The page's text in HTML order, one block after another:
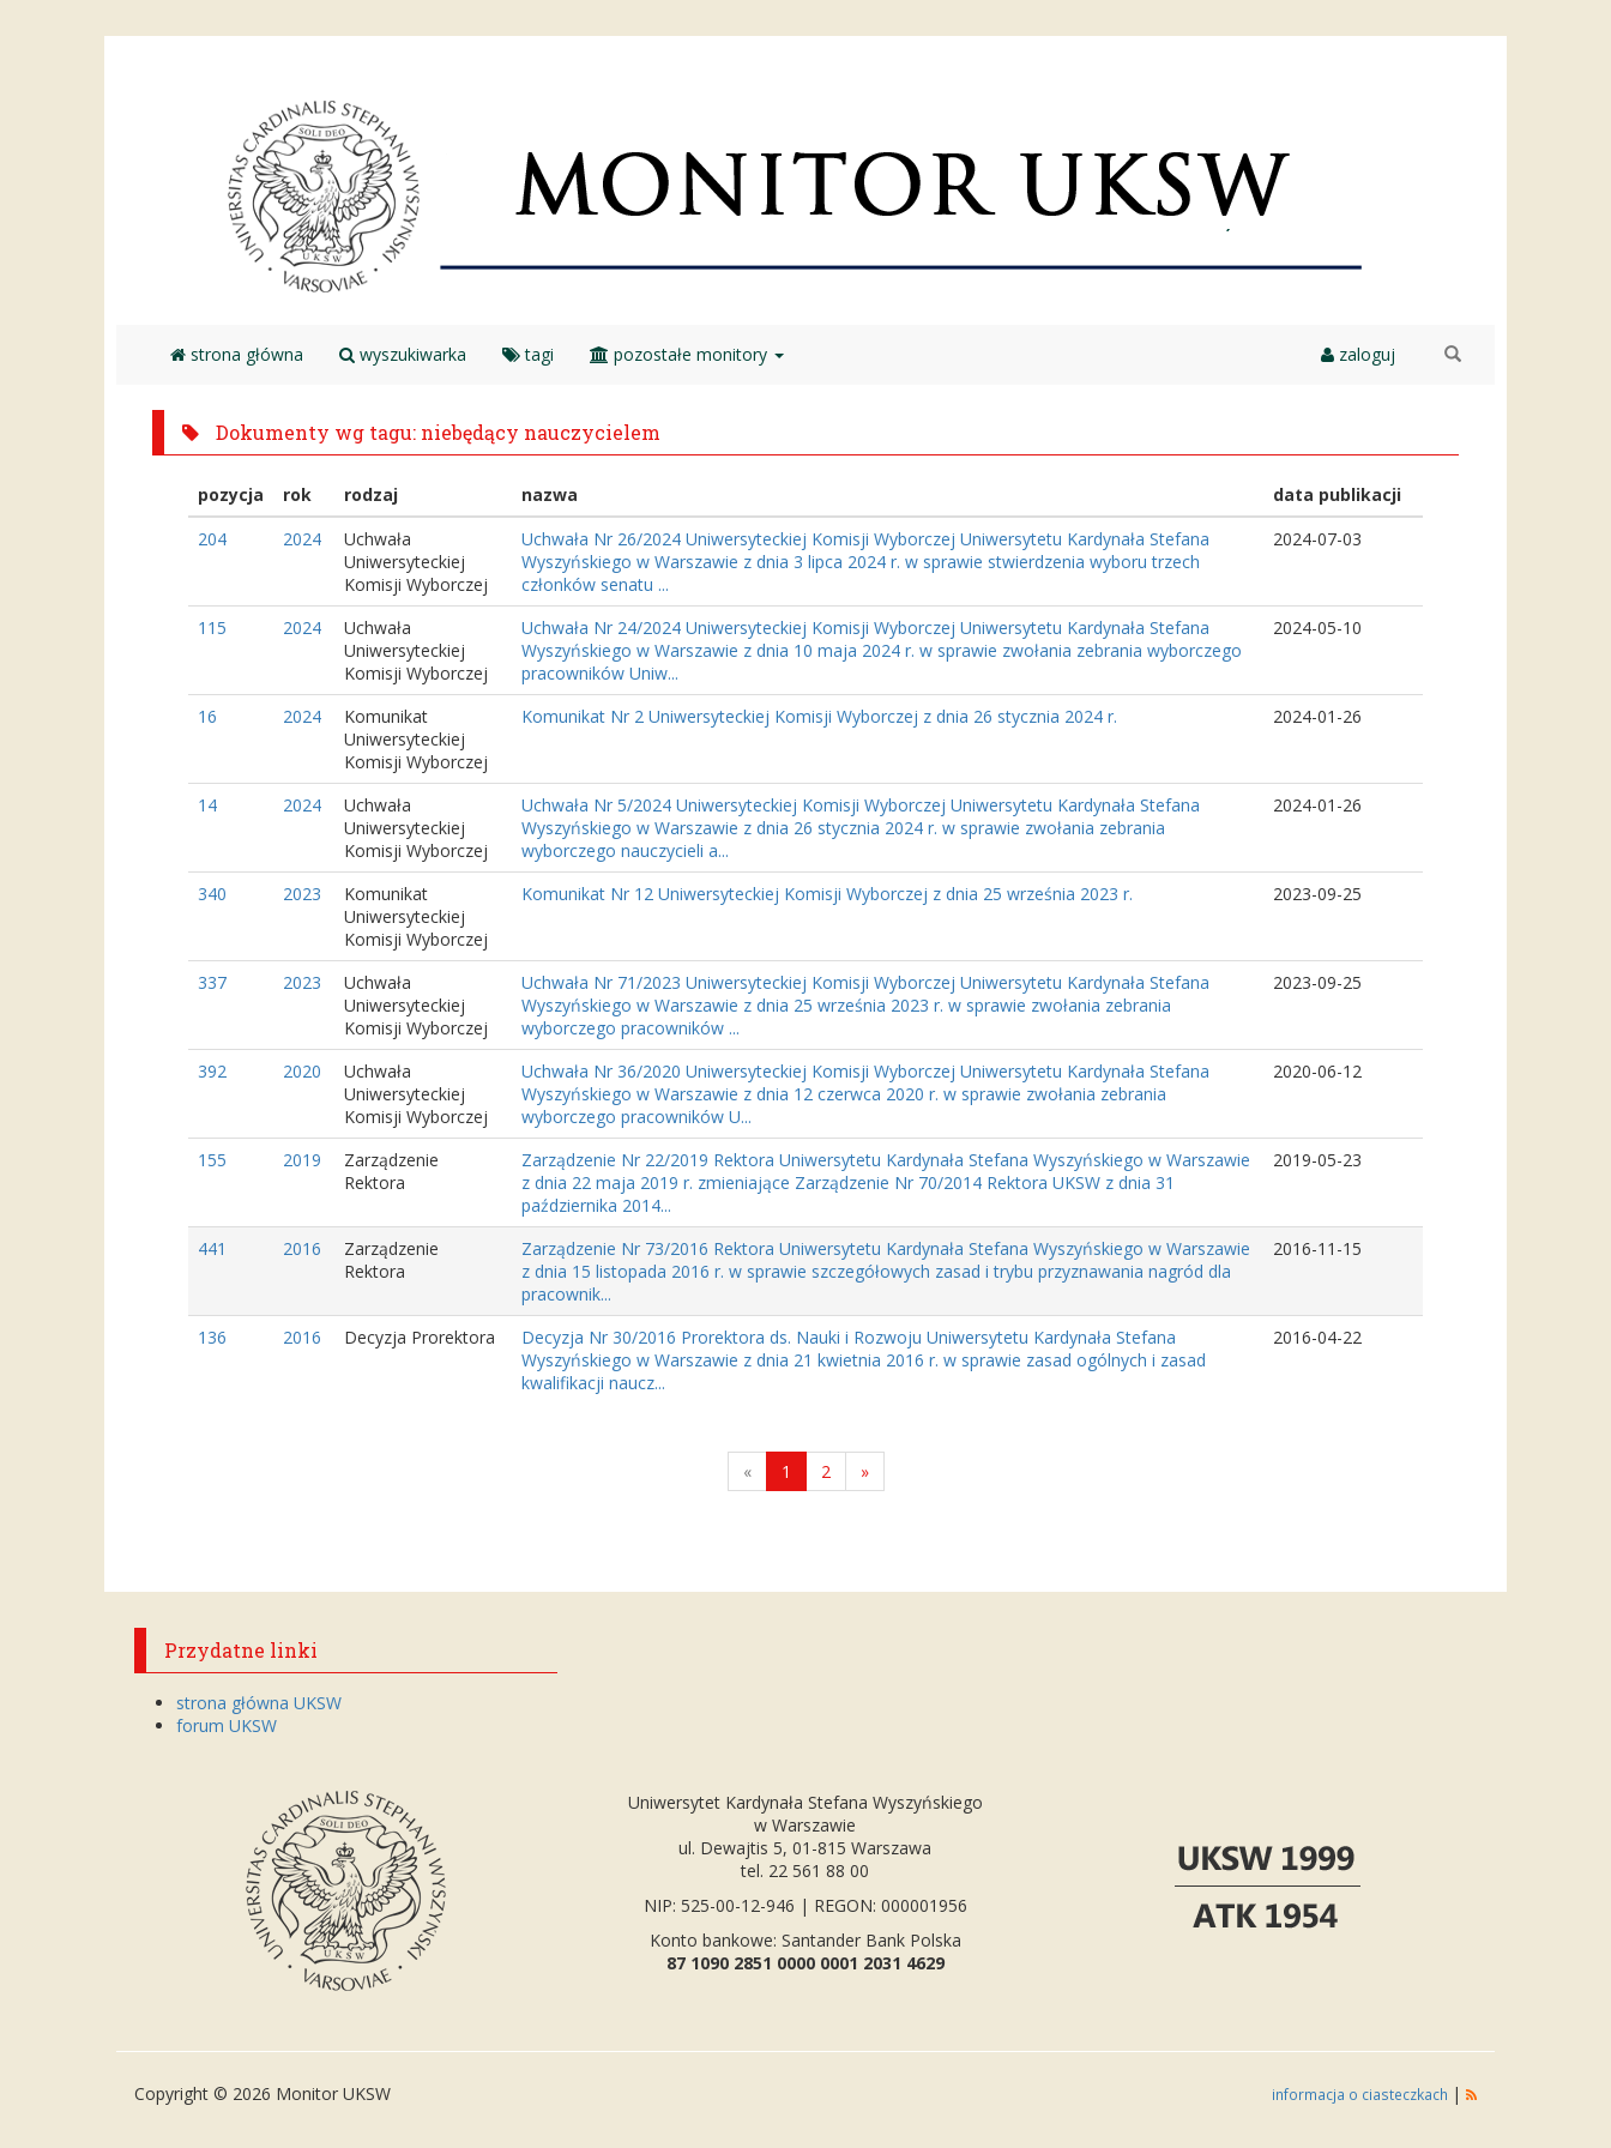
strona główna wyszukiwarka tagi pozostałe monitory zaloguj
Dokumenty wg tagu: niebędący nauczycielem
pozycja rok rodzaj nazwa
data publikacji
204
2024
Uchwała
Uniwersyteckiej
Komisji Wyborczej
Uchwała Nr 26/2024 Uniwersyteckiej Komisji Wyborczej Uniwersytetu Kardynała Stefana
Wyszyńskiego w Warszawie z dnia 3 lipca 2024 r. w sprawie stwierdzenia wyboru trzech
członków senatu ...
2024-07-03
115 2024
Uchwała
Uniwersyteckiej
Komisji Wyborczej
Uchwała Nr 24/2024 Uniwersyteckiej Komisji Wyborczej Uniwersytetu Kardynała Stefana
Wyszyńskiego w Warszawie z dnia 10 maja 2024 r. w sprawie zwołania zebrania wyborczego
pracowników Uniw...
2024-05-10
16 2024
Komunikat
Uniwersyteckiej
Komisji Wyborczej
Komunikat Nr 2 Uniwersyteckiej Komisji Wyborczej z dnia 26 stycznia 2024 r. 2024-01-26
14 2024
Uchwała
Uniwersyteckiej
Komisji Wyborczej
Uchwała Nr 5/2024 Uniwersyteckiej Komisji Wyborczej Uniwersytetu Kardynała Stefana
Wyszyńskiego w Warszawie z dnia 26 stycznia 2024 r. w sprawie zwołania zebrania
wyborczego nauczycieli a...
2024-01-26
340 2023
Komunikat
Uniwersyteckiej
Komisji Wyborczej
Komunikat Nr 12 Uniwersyteckiej Komisji Wyborczej z dnia 25 września 2023 r. 2023-09-25
337 2023
Uchwała
Uniwersyteckiej
Komisji Wyborczej
Uchwała Nr 71/2023 Uniwersyteckiej Komisji Wyborczej Uniwersytetu Kardynała Stefana
Wyszyńskiego w Warszawie z dnia 25 września 2023 r. w sprawie zwołania zebrania
wyborczego pracowników ...
2023-09-25
392 2020
Uchwała
Uniwersyteckiej
Komisji Wyborczej
Uchwała Nr 36/2020 Uniwersyteckiej Komisji Wyborczej Uniwersytetu Kardynała Stefana
Wyszyńskiego w Warszawie z dnia 12 czerwca 2020 r. w sprawie zwołania zebrania
wyborczego pracowników U...
2020-06-12
155 2019
Zarządzenie
Rektora
Zarządzenie Nr 22/2019 Rektora Uniwersytetu Kardynała Stefana Wyszyńskiego w Warszawie
z dnia 22 maja 2019 r. zmieniające Zarządzenie Nr 70/2014 Rektora UKSW z dnia 31
października 2014...
2019-05-23
441 2016
Zarządzenie
Rektora
Zarządzenie Nr 73/2016 Rektora Uniwersytetu Kardynała Stefana Wyszyńskiego w Warszawie
z dnia 15 listopada 2016 r. w sprawie szczegółowych zasad i trybu przyznawania nagród dla
pracownik...
2016-11-15
136 2016 Decyzja Prorektora
Decyzja Nr 30/2016 Prorektora ds. Nauki i Rozwoju Uniwersytetu Kardynała Stefana
Wyszyńskiego w Warszawie z dnia 21 kwietnia 2016 r. w sprawie zasad ogólnych i zasad
kwalifikacji naucz...
2016-04-22
« 1 2 »
Przydatne linki
strona główna UKSW
forum UKSW
Uniwersytet Kardynała Stefana Wyszyńskiego
w Warszawie
ul. Dewajtis 5, 01-815 Warszawa
tel. 22 561 88 00
NIP: 525-00-12-946 | REGON: 000001956
Konto bankowe: Santander Bank Polska
87 1090 2851 0000 0001 2031 4629
Copyright © 2026 Monitor UKSW informacja o ciasteczkach |